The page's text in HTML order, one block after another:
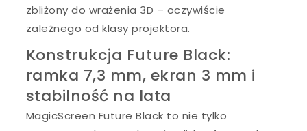
zbliżony do wrażenia 3D – oczywiście
zależnego od klasy projektora.
Konstrukcja Future Black:
ramka 7,3 mm, ekran 3 mm i
stabilność na lata
MagicScreen Future Black to nie tylko